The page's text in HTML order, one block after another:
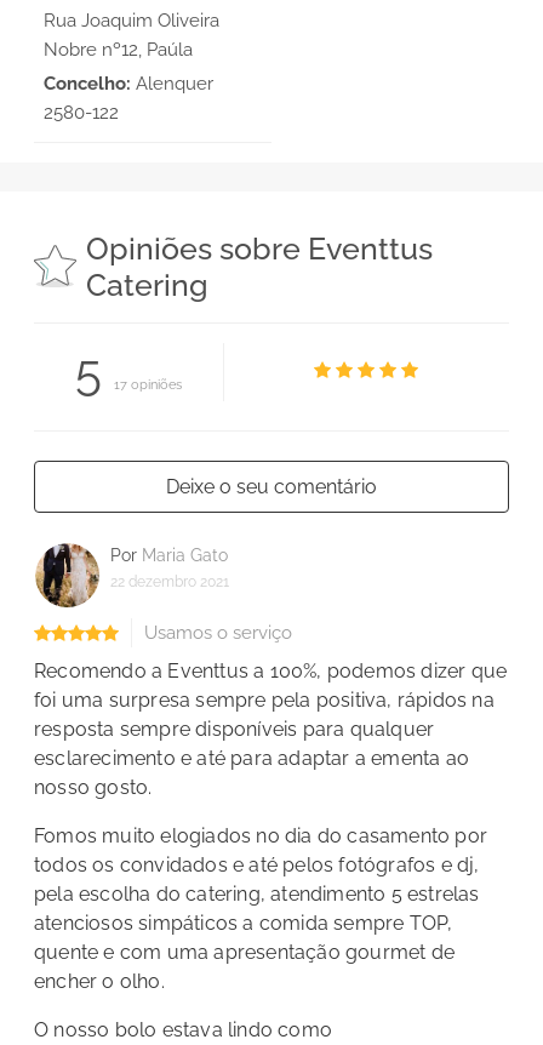
Rua Joaquim Oliveira
Nobre nº12, Paúla
Concelho: Alenquer
2580-122
Opiniões sobre Eventtus
Catering
5 17 opiniões
Deixe o seu comentário
Por Maria Gato
22 dezembro 2021
Usamos o serviço
Recomendo a Eventtus a 100%, podemos dizer que
foi uma surpresa sempre pela positiva, rápidos na
resposta sempre disponíveis para qualquer
esclarecimento e até para adaptar a ementa ao
nosso gosto.
Fomos muito elogiados no dia do casamento por
todos os convidados e até pelos fotógrafos e dj,
pela escolha do catering, atendimento 5 estrelas
atenciosos simpáticos a comida sempre TOP,
quente e com uma apresentação gourmet de
encher o olho.
O nosso bolo estava lindo como